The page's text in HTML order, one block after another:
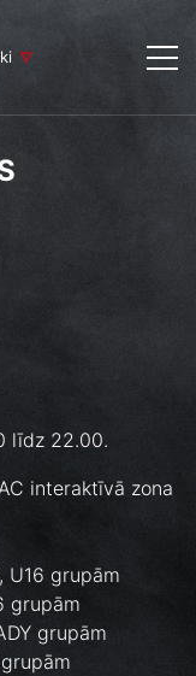
līdz 22.00.
interaktīvā zona
U16 grupām
grupām
grupām